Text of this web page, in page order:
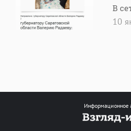
В
10
Информационное